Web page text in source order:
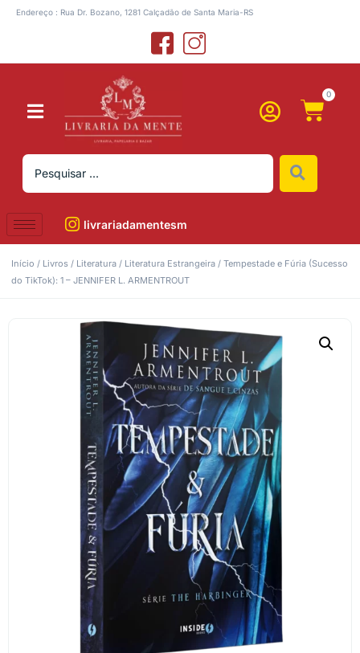
Endereço : Rua Dr. Bozano, 1281 Calçadão de Santa Maria-RS
0
livrariadamentesm
Início / Livros / Literatura / Literatura Estrangeira / Tempestade e Fúria (Sucesso
do TikTok): 1 – JENNIFER L. ARMENTROUT